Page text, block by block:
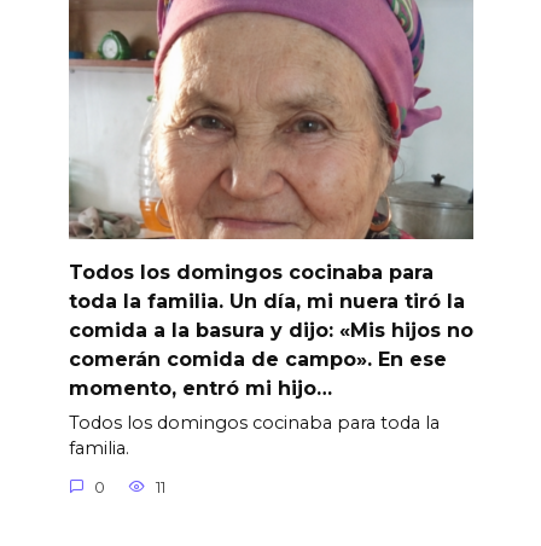
Todos los domingos cocinaba para
toda la familia. Un día, mi nuera tiró la
comida a la basura y dijo: «Mis hijos no
comerán comida de campo». En ese
momento, entró mi hijo…
Todos los domingos cocinaba para toda la
familia.
0 11